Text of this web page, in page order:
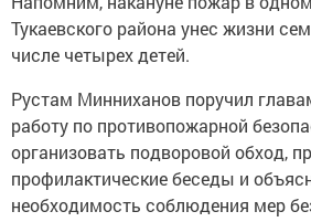
Тукаевского района унес жизни
числе четырех детей.
Рустам Минниханов поручил
работу по противопожарной
организовать подворовой обход,
профилактические беседы и
необходимость соблюдения мер